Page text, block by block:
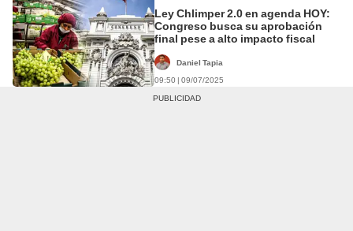
Ley Chlimper 2.0 en agenda HOY:
Congreso busca su aprobación
final pese a alto impacto fiscal
Daniel Tapia
09:50 | 09/07/2025